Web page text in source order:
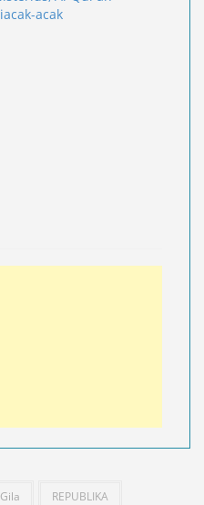
acak
REPUBLIKA